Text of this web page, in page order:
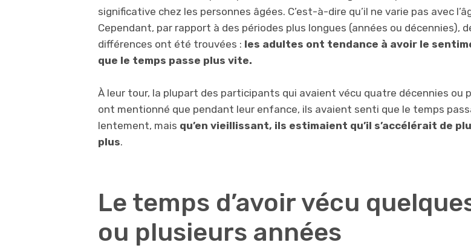
significative chez les personnes âgées. C’est-à-dire qu’il ne varie pas avec
Cependant, par rapport à des périodes plus longues (années ou décennies),
différences ont été trouvées : les adultes ont tendance à avoir le
que le temps passe plus vite.
À leur tour, la plupart des participants qui avaient vécu quatre décennies ou
ont mentionné que pendant leur enfance, ils avaient senti que le temps
lentement, mais qu’en vieillissant, ils estimaient qu’il s’accélérait de
plus.
Le temps d’avoir vécu
ou plusieurs années